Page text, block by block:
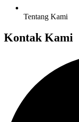
Tentang Kami
Kontak Kami